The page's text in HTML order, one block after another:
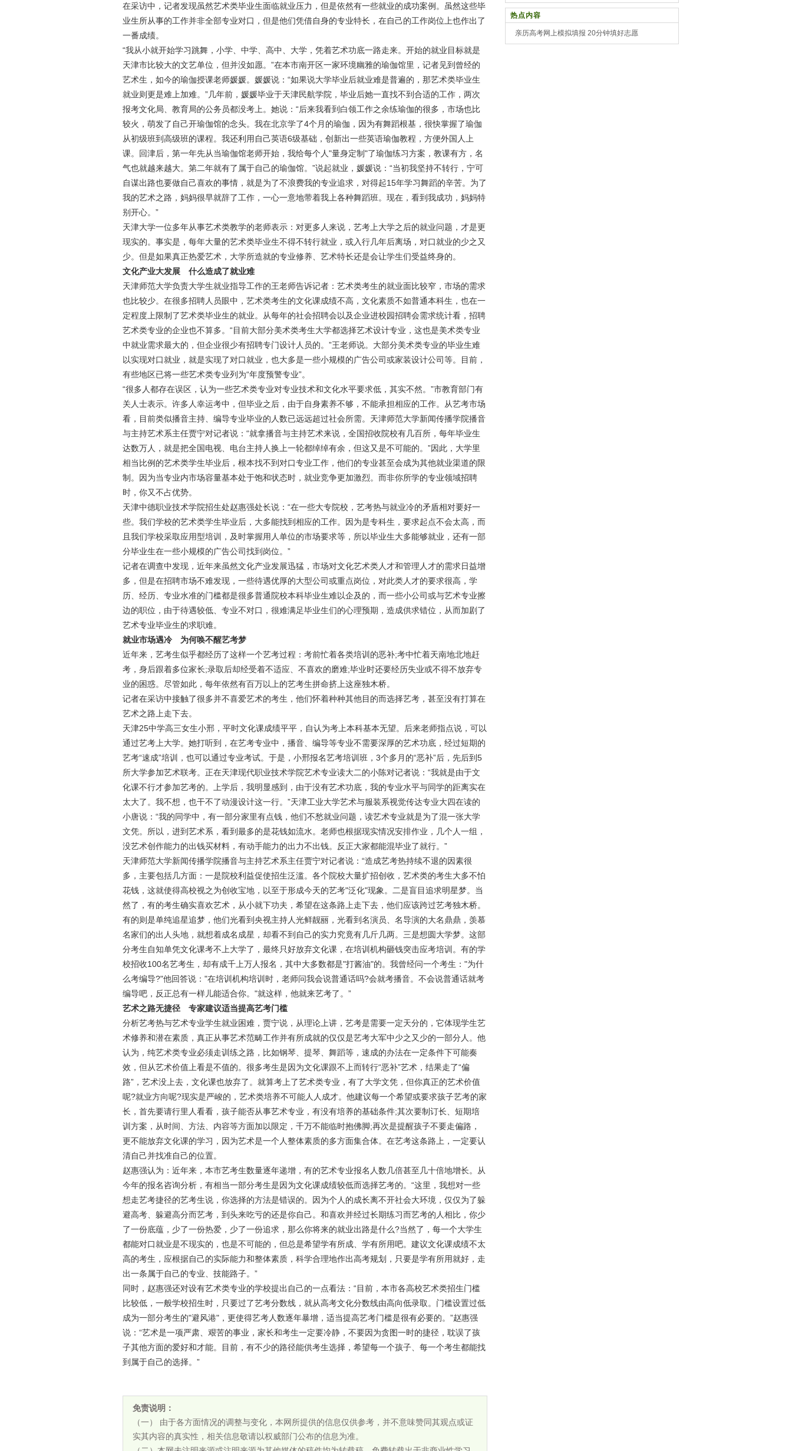
在采访中，记者发现虽然艺术类毕业生面临就业压力，但是依然有一些就业的成功案例。虽然这些毕
业生所从事的工作并非全部专业对口，但是他们凭借自身的专业特长，在自己的工作岗位上也作出了
一番成绩。
“我从小就开始学习跳舞，小学、中学、高中、大学，凭着艺术功底一路走来。开始的就业目标就是
天津市比较大的文艺单位，但并没如愿。”在本市南开区一家环境幽雅的瑜伽馆里，记者见到曾经的
艺术生，如今的瑜伽授课老师媛媛。媛媛说：“如果说大学毕业后就业难是普遍的，那艺术类毕业生
就业则更是难上加难。”几年前，媛媛毕业于天津民航学院，毕业后她一直找不到合适的工作，两次
报考文化局、教育局的公务员都没考上。她说：“后来我看到白领工作之余练瑜伽的很多，市场也比
较火，萌发了自己开瑜伽馆的念头。我在北京学了4个月的瑜伽，因为有舞蹈根基，很快掌握了瑜伽
从初级班到高级班的课程。我还利用自己英语6级基础，创新出一些英语瑜伽教程，方便外国人上
课。回津后，第一年先从当瑜伽馆老师开始，我给每个人"量身定制"了瑜伽练习方案，教课有方，名
气也就越来越大。第二年就有了属于自己的瑜伽馆。”说起就业，媛媛说：“当初我坚持不转行，宁可
自谋出路也要做自己喜欢的事情，就是为了不浪费我的专业追求，对得起15年学习舞蹈的辛苦。为了
我的艺术之路，妈妈很早就辞了工作，一心一意地带着我上各种舞蹈班。现在，看到我成功，妈妈特
别开心。”
天津大学一位多年从事艺术类教学的老师表示：对更多人来说，艺考上大学之后的就业问题，才是更
现实的。事实是，每年大量的艺术类毕业生不得不转行就业，或入行几年后离场，对口就业的少之又
少。但是如果真正热爱艺术，大学所造就的专业修养、艺术特长还是会让学生们受益终身的。
文化产业大发展 什么造成了就业难
天津师范大学负责大学生就业指导工作的王老师告诉记者：艺术类考生的就业面比较窄，市场的需求
也比较少。在很多招聘人员眼中，艺术类考生的文化课成绩不高，文化素质不如普通本科生，也在一
定程度上限制了艺术类毕业生的就业。从每年的社会招聘会以及企业进校园招聘会需求统计看，招聘
艺术类专业的企业也不算多。“目前大部分美术类考生大学都选择艺术设计专业，这也是美术类专业
中就业需求最大的，但企业很少有招聘专门设计人员的。”王老师说。大部分美术类专业的毕业生难
以实现对口就业，就是实现了对口就业，也大多是一些小规模的广告公司或家装设计公司等。目前，
有些地区已将一些艺术类专业列为“年度预警专业”。
“很多人都存在误区，认为一些艺术类专业对专业技术和文化水平要求低，其实不然。”市教育部门有
关人士表示。许多人幸运考中，但毕业之后，由于自身素养不够，不能承担相应的工作。从艺考市场
看，目前类似播音主持、编导专业毕业的人数已远远超过社会所需。天津师范大学新闻传播学院播音
与主持艺术系主任贾宁对记者说：“就拿播音与主持艺术来说，全国招收院校有几百所，每年毕业生
达数万人，就是把全国电视、电台主持人换上一轮都绰绰有余，但这又是不可能的。”因此，大学里
相当比例的艺术类学生毕业后，根本找不到对口专业工作，他们的专业甚至会成为其他就业渠道的限
制。因为当专业内市场容量基本处于饱和状态时，就业竞争更加激烈。而非你所学的专业领域招聘
时，你又不占优势。
天津中德职业技术学院招生处赵惠强处长说：“在一些大专院校，艺考热与就业冷的矛盾相对要好一
些。我们学校的艺术类学生毕业后，大多能找到相应的工作。因为是专科生，要求起点不会太高，而
且我们学校采取应用型培训，及时掌握用人单位的市场要求等，所以毕业生大多能够就业，还有一部
分毕业生在一些小规模的广告公司找到岗位。”
记者在调查中发现，近年来虽然文化产业发展迅猛，市场对文化艺术类人才和管理人才的需求日益增
多，但是在招聘市场不难发现，一些待遇优厚的大型公司或重点岗位，对此类人才的要求很高，学
历、经历、专业水准的门槛都是很多普通院校本科毕业生难以企及的，而一些小公司或与艺术专业擦
边的职位，由于待遇较低、专业不对口，很难满足毕业生们的心理预期，造成供求错位，从而加剧了
艺术专业毕业生的求职难。
就业市场遇冷 为何唤不醒艺考梦
近年来，艺考生似乎都经历了这样一个艺考过程：考前忙着各类培训的恶补;考中忙着天南地北地赶
考，身后跟着多位家长;录取后却经受着不适应、不喜欢的磨难;毕业时还要经历失业或不得不放弃专
业的困惑。尽管如此，每年依然有百万以上的艺考生拼命挤上这座独木桥。
记者在采访中接触了很多并不喜爱艺术的考生，他们怀着种种其他目的而选择艺考，甚至没有打算在
艺术之路上走下去。
天津25中学高三女生小邢，平时文化课成绩平平，自认为考上本科基本无望。后来老师指点说，可以
通过艺考上大学。她打听到，在艺考专业中，播音、编导等专业不需要深厚的艺术功底，经过短期的
艺考“速成”培训，也可以通过专业考试。于是，小邢报名艺考培训班，3个多月的“恶补”后，先后到5
所大学参加艺术联考。正在天津现代职业技术学院艺术专业读大二的小陈对记者说：“我就是由于文
化课不行才参加艺考的。上学后，我明显感到，由于没有艺术功底，我的专业水平与同学的距离实在
太大了。我不想，也干不了动漫设计这一行。”天津工业大学艺术与服装系视觉传达专业大四在读的
小唐说：“我的同学中，有一部分家里有点钱，他们不愁就业问题，读艺术专业就是为了混一张大学
文凭。所以，进到艺术系，看到最多的是花钱如流水。老师也根据现实情况安排作业，几个人一组，
没艺术创作能力的出钱买材料，有动手能力的出力不出钱。反正大家都能混毕业了就行。”
天津师范大学新闻传播学院播音与主持艺术系主任贾宁对记者说：“造成艺考热持续不退的因素很
多，主要包括几方面：一是院校利益促使招生泛滥。各个院校大量扩招创收，艺术类的考生大多不怕
花钱，这就使得高校视之为创收宝地，以至于形成今天的艺考"泛化"现象。二是盲目追求明星梦。当
然了，有的考生确实喜欢艺术，从小就下功夫，希望在这条路上走下去，他们应该跨过艺考独木桥。
有的则是单纯追星追梦，他们光看到央视主持人光鲜靓丽，光看到名演员、名导演的大名鼎鼎，羡慕
名家们的出人头地，就想着成名成星，却看不到自己的实力究竟有几斤几两。三是想圆大学梦。这部
分考生自知单凭文化课考不上大学了，最终只好放弃文化课，在培训机构砸钱突击应考培训。有的学
校招收100名艺考生，却有成千上万人报名，其中大多数都是"打酱油"的。我曾经问一个考生："为什
么考编导?"他回答说："在培训机构培训时，老师问我会说普通话吗?会就考播音。不会说普通话就考
编导吧，反正总有一样儿能适合你。"就这样，他就来艺考了。”
艺术之路无捷径 专家建议适当提高艺考门槛
分析艺考热与艺术专业学生就业困难，贾宁说，从理论上讲，艺考是需要一定天分的，它体现学生艺
术修养和潜在素质，真正从事艺术范畴工作并有所成就的仅仅是艺考大军中少之又少的一部分人。他
认为，纯艺术类专业必须走训练之路，比如钢琴、提琴、舞蹈等，速成的办法在一定条件下可能奏
效，但从艺术价值上看是不值的。很多考生是因为文化课跟不上而转行“恶补”艺术，结果走了“偏
路”，艺术没上去，文化课也放弃了。就算考上了艺术类专业，有了大学文凭，但你真正的艺术价值
呢?就业方向呢?现实是严峻的，艺术类培养不可能人人成才。他建议每一个希望或要求孩子艺考的家
长，首先要请行里人看看，孩子能否从事艺术专业，有没有培养的基础条件;其次要制订长、短期培
训方案，从时间、方法、内容等方面加以限定，千万不能临时抱佛脚;再次是提醒孩子不要走偏路，
更不能放弃文化课的学习，因为艺术是一个人整体素质的多方面集合体。在艺考这条路上，一定要认
清自己并找准自己的位置。
赵惠强认为：近年来，本市艺考生数量逐年递增，有的艺术专业报名人数几倍甚至几十倍地增长。从
今年的报名咨询分析，有相当一部分考生是因为文化课成绩较低而选择艺考的。“这里，我想对一些
想走艺考捷径的艺考生说，你选择的方法是错误的。因为个人的成长离不开社会大环境，仅仅为了躲
避高考、躲避高分而艺考，到头来吃亏的还是你自己。和喜欢并经过长期练习而艺考的人相比，你少
了一份底蕴，少了一份热爱，少了一份追求，那么你将来的就业出路是什么?当然了，每一个大学生
都能对口就业是不现实的，也是不可能的，但总是希望学有所成、学有所用吧。建议文化课成绩不太
高的考生，应根据自己的实际能力和整体素质，科学合理地作出高考规划，只要是学有所用就好，走
出一条属于自己的专业、技能路子。”
同时，赵惠强还对设有艺术类专业的学校提出自己的一点看法：“目前，本市各高校艺术类招生门槛
比较低，一般学校招生时，只要过了艺考分数线，就从高考文化分数线由高向低录取。门槛设置过低
成为一部分考生的"避风港"，更使得艺考人数逐年暴增，适当提高艺考门槛是很有必要的。”赵惠强
说：“艺术是一项严肃、艰苦的事业，家长和考生一定要冷静，不要因为贪图一时的捷径，耽误了孩
子其他方面的爱好和才能。目前，有不少的路径能供考生选择，希望每一个孩子、每一个考生都能找
到属于自己的选择。”
免责说明：
（一） 由于各方面情况的调整与变化，本网所提供的信息仅供参考，并不意味赞同其观点或证
实其内容的真实性，相关信息敬请以权威部门公布的信息为准。
热点内容
亲历高考网上模拟填报 20分钟填好志愿